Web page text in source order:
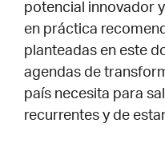
potencial innovador
en práctica
planteadas en este
agendas de
país necesita para
recurrentes y de